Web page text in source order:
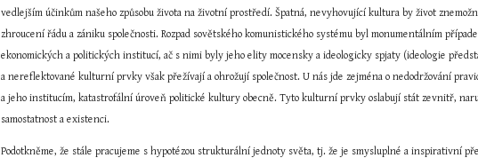
vedlejším účinkům našeho způsobu života na životní prostředí. Špatná, nevyhovující kultura by život
zhroucení řádu a zániku společnosti. Rozpad sovětského komunistického systému byl monumentálním
ekonomických a politických institucí, ač s nimi byly jeho elity mocensky a ideologicky spjaty (ideologie
a nereflektované kulturní prvky však přežívají a ohrožují společnost. U nás jde zejména o nedodržování
a jeho institucím, katastrofální úroveň politické kultury obecně. Tyto kulturní prvky oslabují stát zevnitř,
samostatnost a existenci.
Podotkněme, že stále pracujeme s hypotézou strukturální jednoty světa, tj. že je smysluplné a inspirativní